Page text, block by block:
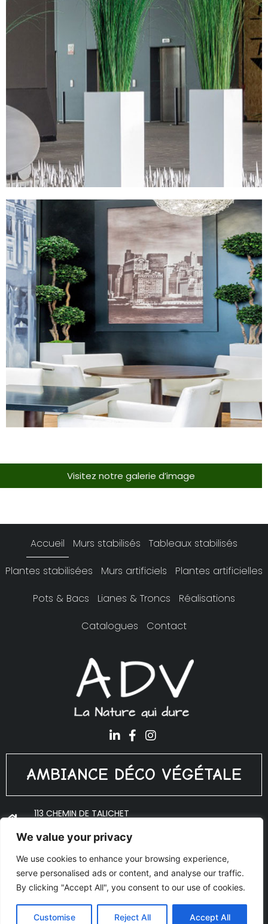
We value your privacy
We use cookies to enhance your browsing experience,
serve personalised ads or content, and analyse our traffic.
By clicking "Accept All", you consent to our use of cookies.
Customise Reject All Accept All
Visitez notre galerie d’image
Accueil Murs stabilisés
Tableaux stabilisés
Plantes stabilisées
Murs artificiels
Plantes artificielles
Pots & Bacs
Lianes & Troncs
Réalisations
Catalogues
Contact
AMBIANCE DÉCO VÉGÉTALE
113 CHEMIN DE TALICHET
ADV@PLANTES-INTERIEUR.FR
06 18 10 53 27
© Copyright 2020 Ambiance Déco Végétale - Réalisé par
AJOO
Mentions légales